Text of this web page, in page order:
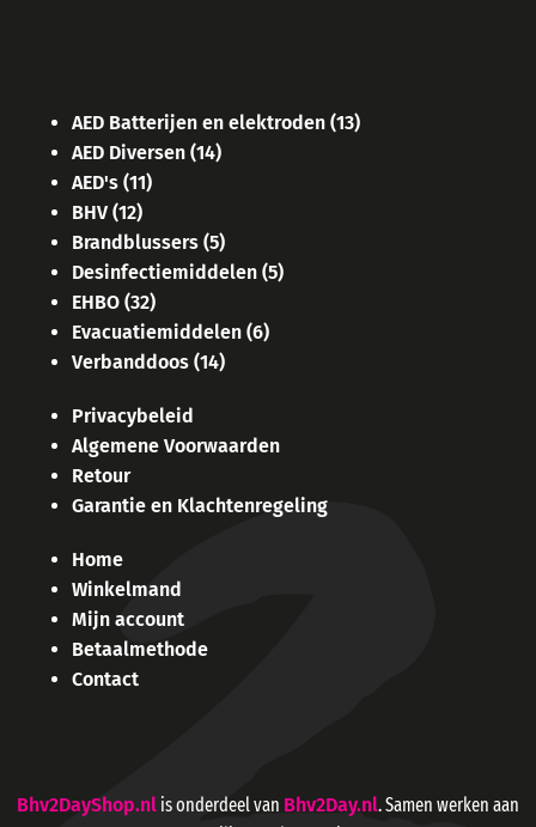
AED Batterijen en elektroden (13)
AED Diversen (14)
AED's (11)
BHV (12)
Brandblussers (5)
Desinfectiemiddelen (5)
EHBO (32)
Evacuatiemiddelen (6)
Verbanddoos (14)
Privacybeleid
Algemene Voorwaarden
Retour
Garantie en Klachtenregeling
Home
Winkelmand
Mijn account
Betaalmethode
Contact
Bhv2DayShop.nl is onderdeel van Bhv2Day.nl. Samen werken aan